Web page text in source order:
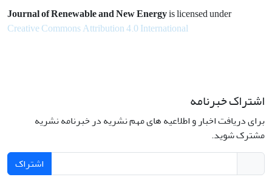
Journal of Renewable and New Energyis licensed under
Creative Commons Attribution 4.0 International
اشتراک خبرنامه
برای دریافت اخبار و اطلاعیه های مهم نشریه در خبرنامه نشریه
مشترک شوید.
اشتراک